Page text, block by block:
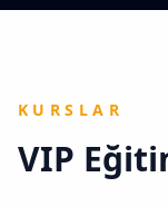
KURSLAR
VIP